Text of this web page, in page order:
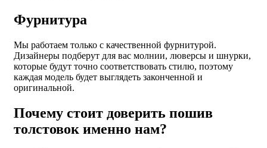
Фурнитура
Мы работаем только с качественной фурнитурой.
Дизайнеры подберут для вас молнии, люверсы и шнурки,
которые будут точно соответствовать стилю, поэтому
каждая модель будет выглядеть законченной и
оригинальной.
Почему стоит доверить пошив
толстовок именно нам?